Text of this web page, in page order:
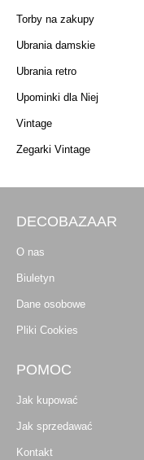
Torby na zakupy
Ubrania damskie
Ubrania retro
Upominki dla Niej
Vintage
Zegarki Vintage
DECOBAZAAR
O nas
Biuletyn
Dane osobowe
Pliki Cookies
POMOC
Jak kupować
Jak sprzedawać
Kontakt